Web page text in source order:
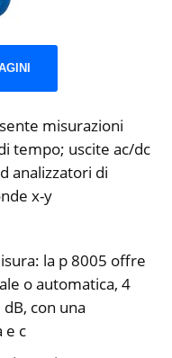
misurazioni
tempo; uscite ac/dc
analizzatori di
x-y
la p 8005 offre
o automatica, 4
con una
e c